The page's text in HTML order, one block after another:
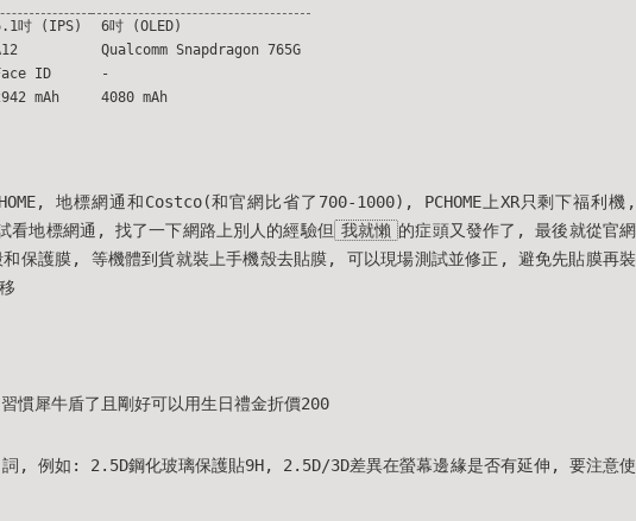
吋 (IPS)
6吋 (OLED)
Qualcomm Snapdragon 765G
ID
-
mAh 4080 mAh
地標網通和Costco(和官網比省了700-1000), PCHOME上XR只剩下福利機,
看地標網通, 找了一下網路上別人的經驗但 我就懶 的症頭又發作了, 最後就從官網
保護膜, 等機體到貨就裝上手機殼去貼膜, 可以現場測試並修正, 避免先貼膜再裝
慣犀牛盾了且剛好可以用生日禮金折價200
, 例如: 2.5D鋼化玻璃保護貼9H, 2.5D/3D差異在螢幕邊緣是否有延伸, 要注意使